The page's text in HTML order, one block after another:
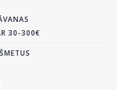
30-300€